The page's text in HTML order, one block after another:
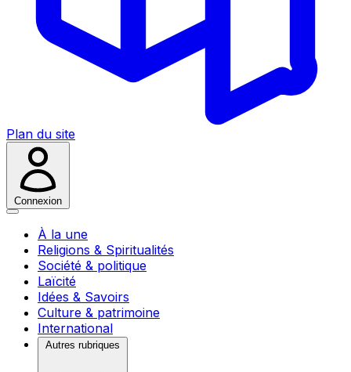
Plan du site
Connexion
À la une
Religions & Spiritualités
Société & politique
Laïcité
Idées & Savoirs
Culture & patrimoine
International
Autres rubriques